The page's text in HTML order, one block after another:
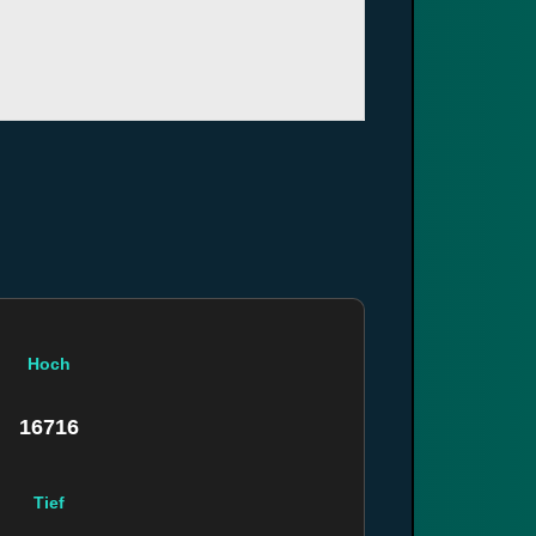
Hoch
16716
Tief